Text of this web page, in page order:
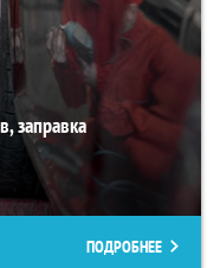
заправка
ПОДРОБНЕЕ